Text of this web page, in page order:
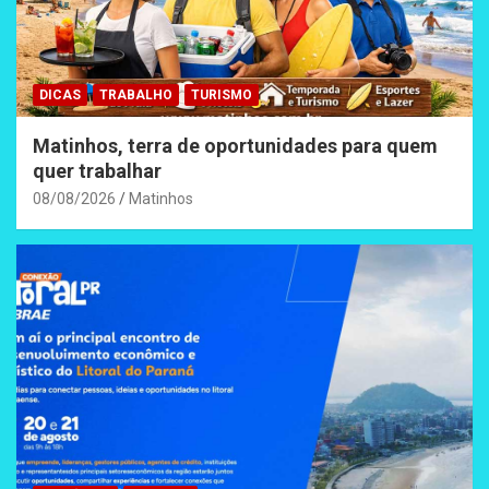
DICAS TRABALHO TURISMO
Matinhos, terra de oportunidades para quem
quer trabalhar
08/08/2026 Matinhos